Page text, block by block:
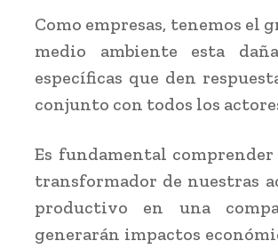
Como empresas, tenemos el
medio ambiente esta
específicas que den
conjunto con todos los
Es fundamental
transformador de nuestras
productivo en una
generarán impactos